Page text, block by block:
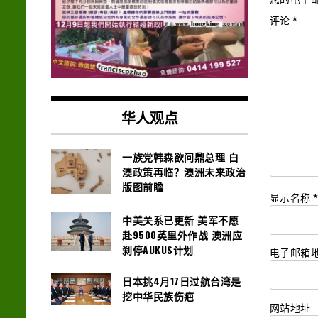
评论 *
显示名称 *
电子邮箱
网站地址
华人观点
一族党韩森欲问鼎总理 白
澳政策再临？澳洲未来政治
版图前瞻
中美关系已更新 美军不愿
赴9500英里外作战 澳洲应
刹停AUKUS计划
日本挑4月17日过航台湾是
挖中华民族伤疤